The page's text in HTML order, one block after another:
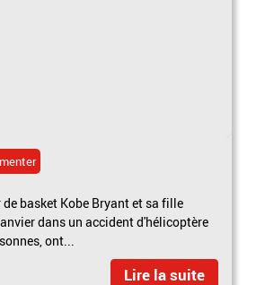
basket Kobe Bryant et sa fille
dans un accident d'hélicoptère
ont...
Lire la suite